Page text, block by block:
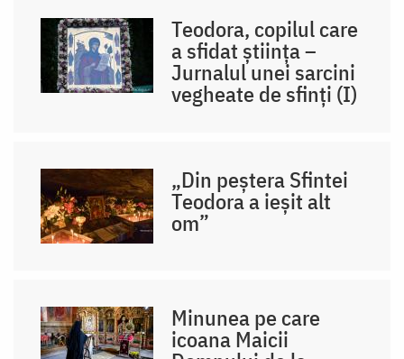
Teodora, copilul care
a sfidat știința –
Jurnalul unei sarcini
vegheate de sfinți (I)
„Din peștera Sfintei
Teodora a ieșit alt
om”
Minunea pe care
icoana Maicii